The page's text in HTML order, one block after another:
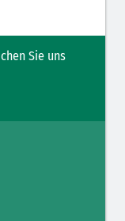
Sie uns